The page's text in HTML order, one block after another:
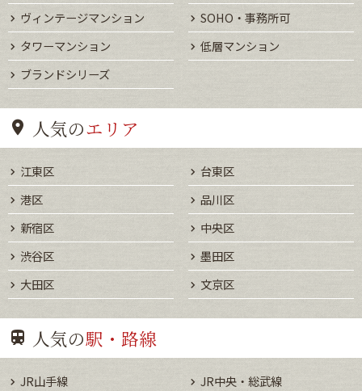
ヴィンテージマンション
SOHO・事務所可
タワーマンション
低層マンション
ブランドシリーズ
人気のエリア
江東区
台東区
港区
品川区
新宿区
中央区
渋谷区
墨田区
大田区
文京区
人気の駅・路線
JR山手線
JR中央・総武線